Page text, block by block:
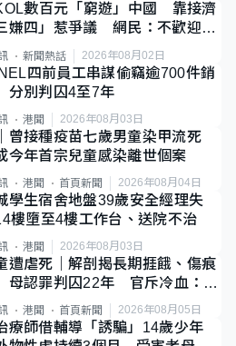
數百元「窮遊」中國 靠接濟
嫌四」惹爭議 網民：不歡迎劣
新聞熱話 2026年08月02日
四前員工串謀偷竊逾700件銷
別判囚4至7年
港聞 2026年08月03日
曾接種疫苗七歲男童染甲流死
年首宗兒童感染離世個案
港聞 首頁新聞 2026年08月04日
學生宿舍地盤39歲安全經理失
墮至4樓工作台、送院不治
港聞 2026年08月03日
遭虐死｜解剖揭長期捱餓、傷痕
認罪判囚22年 官斥冷血：同
惡劣
港聞 首頁新聞 2026年08月05日
療師借輔導「誘騙」14歲少年